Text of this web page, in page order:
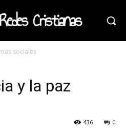
Cristianas
sociales
y la paz
0
436